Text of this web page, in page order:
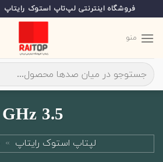
to
content
فروشگاه اینترنتی لپ‌تاپ استوک رایتاپ
منو
جستجو
برای:
3.5 GHz
لپتاپ استوک رایتاپ »